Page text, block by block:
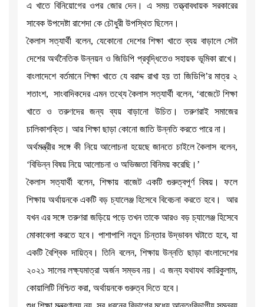
এ খাতে বিনিয়োগের ওপর জোর দেন। এ সময় তত্ত্বাবধায়ক সরকারের
সাবেক উপদেষ্টা রাশেদা কে চৌধুরী উপস্থিত ছিলেন।
কৈলাস সত্যার্থী বলেন, যেকোনো দেশের শিক্ষা খাতে ব্যয় বাড়ালে সেটা
দেশের অর্থনৈতিক উন্নয়ন ও জিডিপি প্রবৃদ্ধিতেও সহায়ক ভূমিকা রাখে।
বাংলাদেশে বর্তমানে শিক্ষা খাতে যে বরাদ্দ রাখা হয় তা জিডিপি’র মাত্র ২
শতাংশ, সাংবাদিকদের এমন তথ্যে কৈলাস সত্যার্থী বলেন, ‘বাজেটে শিক্ষা
খাতে ও তরুণদের জন্য ব্যয় বাড়ানো উচিত। তরুণরাই সমাজের
চালিকাশক্তি। আর শিক্ষা ছাড়া কোনো জাতি উন্নতি করতে পারে না।
অর্থমন্ত্রীর সঙ্গে কী নিয়ে আলোচনা হয়েছে জানতে চাইলে কৈলাস বলেন,
‘বিভিন্ন বিষয় নিয়ে আলোচনা ও অভিজ্ঞতা বিনিময় করেছি।’
কৈলাস সত্যার্থী বলেন, শিক্ষায় বাজেট একটি গুরুত্বপূর্ণ বিষয়। ফলে
শিক্ষায় অর্থায়নকে একটি বড় চ্যালেঞ্জ হিসেবে বিবেচনা করতে হবে। আর
যখন এর সঙ্গে তরুণরা জড়িয়ে পড়ে তখন তাকে আরও বড় চ্যালেঞ্জ হিসেবে
মোকাবেলা করতে হবে। পাশাপাশি নতুন চিন্তার উদ্ভাবন ঘটাতে হবে, যা
একটি বৈশ্বিক দায়িত্ব। তিনি বলেন, শিক্ষায় উন্নতি ছাড়া বাংলাদেশের
২০২১ সালের লক্ষ্যমাত্রা অর্জন সম্ভব নয়। এ জন্য যথাযথ কারিকুলাম,
কোয়ালিটি নিশ্চিত করা, অর্থায়নকে গুরুত্ব দিতে হবে।